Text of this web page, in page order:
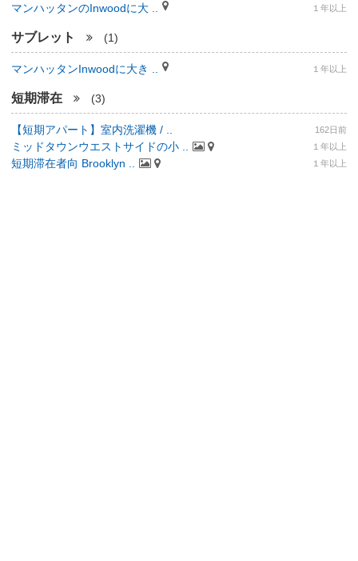
マンハッタンのInwoodに大 .. １年以上
サブレット (1)
マンハッタンInwoodに大き .. １年以上
短期滞在 (3)
【短期アパート】室内洗濯機 / .. 162日前
ミッドタウンウエストサイドの小 .. １年以上
短期滞在者向 Brooklyn .. １年以上